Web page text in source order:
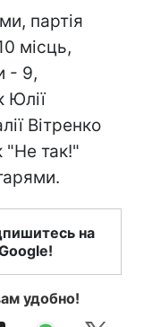
партія
місць,
- 9,
Юлії
Вітренко
"Не так!"
на
удобно!